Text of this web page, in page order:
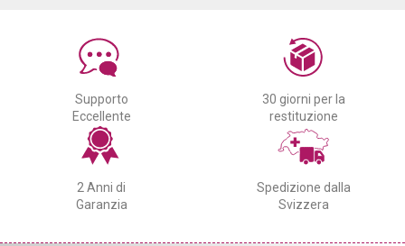
Supporto
Eccellente
30 giorni per la
restituzione
2 Anni di
Garanzia
Spedizione dalla
Svizzera